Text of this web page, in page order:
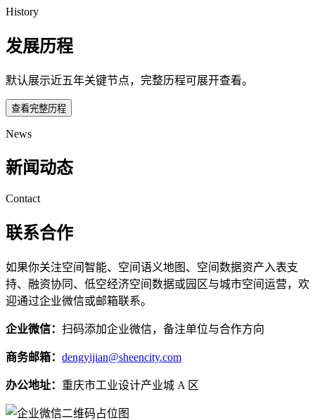
History
发展历程
默认展示近五年关键节点，完整历程可展开查看。
查看完整历程
News
新闻动态
Contact
联系合作
如果你关注空间智能、空间语义地图、空间数据资产入表支
持、融资协同、低空经济空间数据或园区与城市空间运营，欢
迎通过企业微信或邮箱联系。
企业微信： 扫码添加企业微信，备注单位与合作方向
商务邮箱： dengyijian@sheencity.com
办公地址： 重庆市工业设计产业城 A 区